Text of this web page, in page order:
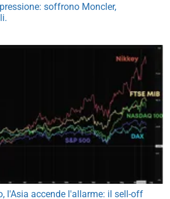
soffrono Moncler,
l'Asia accende l'allarme: il sell-off